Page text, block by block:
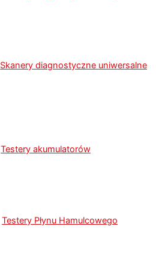
Skanery diagnostyczne uniwersalne
Testery akumulatorów
Testery Płynu Hamulcowego